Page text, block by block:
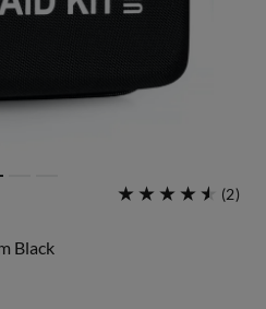
(2)
Black